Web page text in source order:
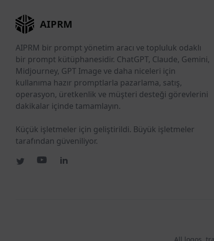
AIPRM
AIPRM bir prompt yönetim aracı ve topluluk odaklı
bir prompt kütüphanesidir. ChatGPT, Claude, Gemini,
Midjourney, GPT Image ve daha niceleri için
kullanıma hazır promptlarla pazarlama, satış,
operasyon, üretkenlik ve müşteri desteği görevlerini
dakikalar içinde tamamlayın.
Küçük işletmeler için geliştirildi. Büyük işletmeler
tarafından güveniliyor.